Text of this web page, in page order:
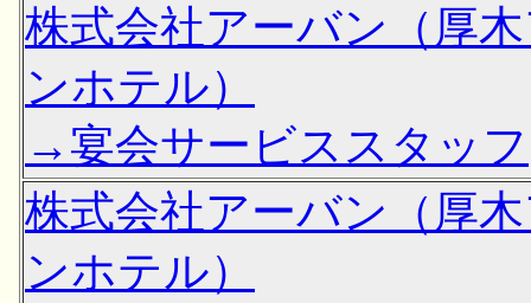
株式会社アーバン（厚
ンホテル）
→宴会サービススタッフ
株式会社アーバン（厚
ンホテル）